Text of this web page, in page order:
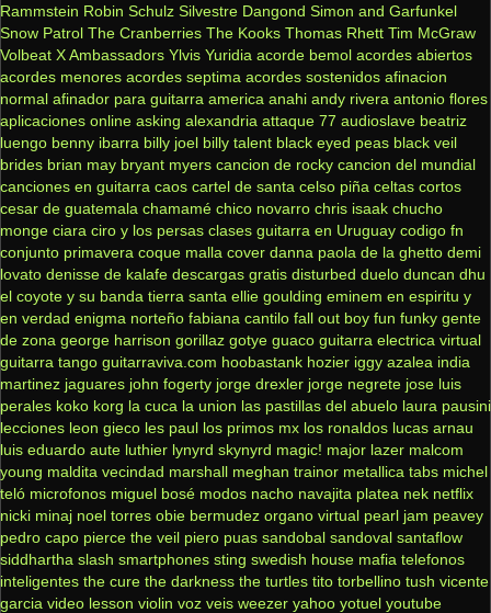
Rammstein Robin Schulz Silvestre Dangond Simon and Garfunkel
Snow Patrol The Cranberries The Kooks Thomas Rhett Tim McGraw
Volbeat X Ambassadors Ylvis Yuridia acorde bemol acordes abiertos
acordes menores acordes septima acordes sostenidos afinacion
normal afinador para guitarra america anahi andy rivera antonio flores
aplicaciones online asking alexandria attaque 77 audioslave beatriz
luengo benny ibarra billy joel billy talent black eyed peas black veil
brides brian may bryant myers cancion de rocky cancion del mundial
canciones en guitarra caos cartel de santa celso piña celtas cortos
cesar de guatemala chamamé chico novarro chris isaak chucho
monge ciara ciro y los persas clases guitarra en Uruguay codigo fn
conjunto primavera coque malla cover danna paola de la ghetto demi
lovato denisse de kalafe descargas gratis disturbed duelo duncan dhu
el coyote y su banda tierra santa ellie goulding eminem en espiritu y
en verdad enigma norteño fabiana cantilo fall out boy fun funky gente
de zona george harrison gorillaz gotye guaco guitarra electrica virtual
guitarra tango guitarraviva.com hoobastank hozier iggy azalea india
martinez jaguares john fogerty jorge drexler jorge negrete jose luis
perales koko korg la cuca la union las pastillas del abuelo laura pausini
lecciones leon gieco les paul los primos mx los ronaldos lucas arnau
luis eduardo aute luthier lynyrd skynyrd magic! major lazer malcom
young maldita vecindad marshall meghan trainor metallica tabs michel
teló microfonos miguel bosé modos nacho navajita platea nek netflix
nicki minaj noel torres obie bermudez organo virtual pearl jam peavey
pedro capo pierce the veil piero puas sandobal sandoval santaflow
siddhartha slash smartphones sting swedish house mafia telefonos
inteligentes the cure the darkness the turtles tito torbellino tush vicente
garcia video lesson violin voz veis weezer yahoo yotuel youtube